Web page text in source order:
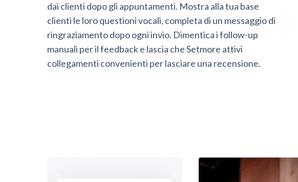
dai clienti dopo gli appuntamenti. Mostra alla tua base
clienti le loro questioni vocali, completa di un messaggio di
ringraziamento dopo ogni invio. Dimentica i follow-up
manuali per il feedback e lascia che Setmore attivi
collegamenti convenienti per lasciare una recensione.